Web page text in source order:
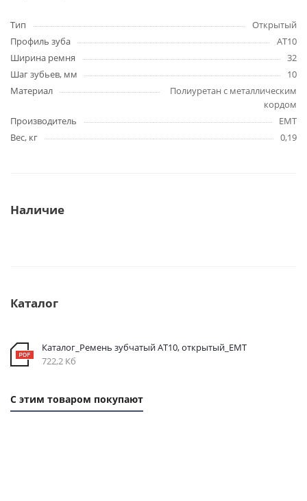
Тип
Открытый
Профиль зуба
AT10
Ширина ремня
32
Шаг зубьев, мм
10
Материал
Полиуретан с металлическим
кордом
Производитель
EMT
Вес, кг
0,19
Наличие
Каталог
Каталог_Ремень зубчатый AT10, открытый_ЕМТ
722,2 Кб
С этим товаром покупают